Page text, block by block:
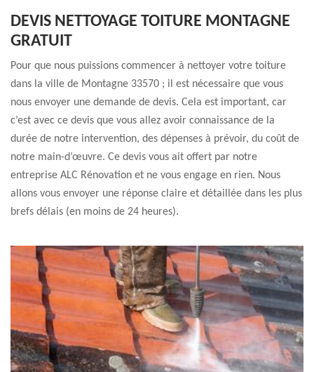
DEVIS NETTOYAGE TOITURE MONTAGNE
GRATUIT
Pour que nous puissions commencer à nettoyer votre toiture
dans la ville de Montagne 33570 ; il est nécessaire que vous
nous envoyer une demande de devis. Cela est important, car
c’est avec ce devis que vous allez avoir connaissance de la
durée de notre intervention, des dépenses à prévoir, du coût de
notre main-d’œuvre. Ce devis vous ait offert par notre
entreprise ALC Rénovation et ne vous engage en rien. Nous
allons vous envoyer une réponse claire et détaillée dans les plus
brefs délais (en moins de 24 heures).